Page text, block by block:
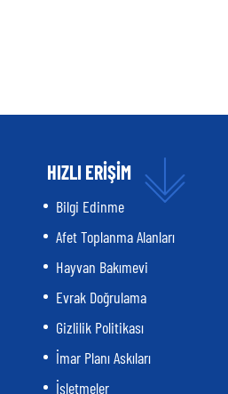
HIZLI ERİŞİM
Bilgi Edinme
Afet Toplanma Alanları
Hayvan Bakımevi
Evrak Doğrulama
Gizlilik Politikası
İmar Planı Askıları
İşletmeler